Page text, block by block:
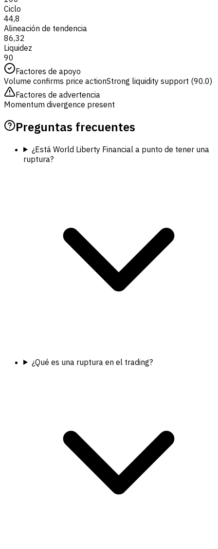
Ciclo
44,8
Alineación de tendencia
86,32
Liquidez
90
Factores de apoyo
Volume confirms price actionStrong liquidity support (90.0)
Factores de advertencia
Momentum divergence present
Preguntas frecuentes
¿Está World Liberty Financial a punto de tener una
ruptura?
¿Qué es una ruptura en el trading?